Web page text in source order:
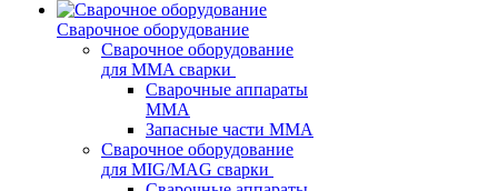
Сварочное оборудование
Сварочное оборудование
для MMA сварки
Сварочные аппараты
MMA
Запасные части MMA
Сварочное оборудование
для MIG/MAG сварки